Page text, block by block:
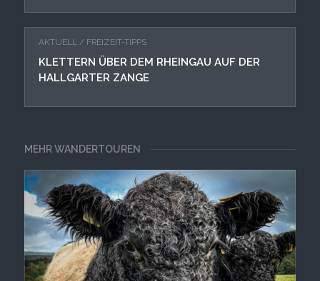
AKTUELL / FREIZEIT-TIPPS
KLETTERN ÜBER DEM RHEINGAU AUF DER
HALLGARTER ZANGE
MEHR WANDERTOUREN